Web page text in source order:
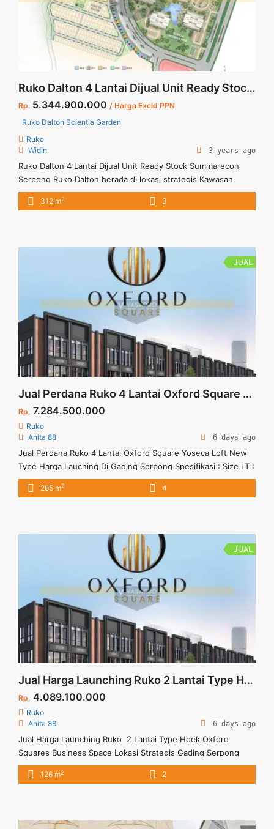
Ruko Dalton 4 Lantai Dijual Unit Ready Stock Summarecon Serpong
Rp. 5.344.900.000 / Harga Excld PPN
Ruko Dalton Scientia Garden
Ruko
Widin
3 years ago
Ruko Dalton 4 Lantai Dijual Unit Ready Stock Summarecon
Serpong Ruko Dalton berada di lokasi strategis Kawasan
Scientia Garden dan diapit oleh beberapa cluster dan
kawasan tempat tinggal yang sudah berkembang Untuk
312 m2 3
JUAL
Jual Perdana Ruko 4 Lantai Oxford Square Yoseca Loft New Type Harga Lauching Di Gading Serpong
Rp, 7.284.500.000
Ruko
Anita 88
6 days ago
Jual Perdana Ruko 4 Lantai Oxford Square Yoseca Loft New
Type Harga Lauching Di Gading Serpong Spesifikasi : Size LT :
85 M2 Size LB : 285 M2 Type : Hoek Floor : 4 Lantai BAST :
24 Bulan Produk Indent Stock Terbatas dan Lokasi Strategis di
Yoseca Loft New Type Harga Lauching Di Gading Serpong"
class="read-more" href="https://vasapro.com/property/jual-
perdana-ruko-4-lantai-oxford-square-yoseca-loft-new-type-
harga-lauching-di-gading-serpong/" aria-label="Read more
about Jual Perdana Ruko 4 Lantai Oxford Square Yoseca Loft
New Type Harga Lauching Di Gading Serpong">Read
285 m2 4
JUAL
Jual Harga Launching Ruko 2 Lantai Type Hoek Reguler Oxford Squares Business Space Lokasi Strategis Harga Terjangkau Gading Serpong
Rp, 4.089.100.000
Ruko
Anita 88
6 days ago
Jual Harga Launching Ruko 2 Lantai Type Hoek Oxford
Squares Business Space Lokasi Strategis Gading Serpong
Harga Murah Spesifikasi : Size LT : 63 M2 Size LB : 126 M2
Floor : 2 Lantai Type : Hoek BAST : 24 Bulan Produk Indent
126 m2 2